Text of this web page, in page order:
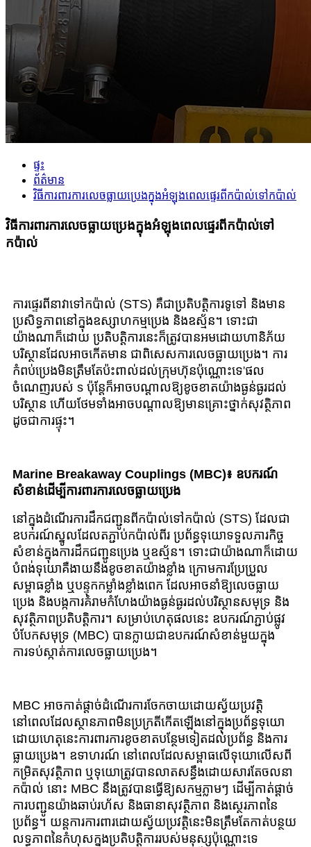
ផ្ទះ
ព័ត៌មាន
វិធីការពារការលេចធ្លាយប្រេងក្នុងអំឡុងពេលផ្ទេរពីកប៉ាល់ទៅកប៉ាល់
វិធីការពារការលេចធ្លាយប្រេងក្នុងអំឡុងពេលផ្ទេរពីកប៉ាល់ទៅ
កប៉ាល់
ការផ្ទេរពីនាវាទៅកប៉ាល់ (STS) គឺជាប្រតិបត្តិការទូទៅ និងមាន
ប្រសិទ្ធភាពនៅក្នុងឧស្សាហកម្មប្រេង និងឧស្ម័ន។ ទោះជា
យ៉ាងណាក៏ដោយ ប្រតិបត្តិការនេះក៏ត្រូវបានអមដោយហានិភ័យ
បរិស្ថានដែលអាចកើតមាន ជាពិសេសការលេចធ្លាយប្រេង។ ការ
កំពប់ប្រេងមិនត្រឹមតែប៉ះពាល់ដល់ក្រុមហ៊ុនប៉ុណ្ណោះទេ'ផល
ចំណេញរបស់ s ប៉ុន្តែក៏អាចបណ្តាលឱ្យខូចខាតយ៉ាងធ្ងន់ធ្ងរដល់
បរិស្ថាន ហើយថែមទាំងអាចបណ្តាលឱ្យមានគ្រោះថ្នាក់សុវត្ថិភាព
ដូចជាការផ្ទុះ។
Marine Breakaway Couplings (MBC)៖ ឧបករណ៍
សំខាន់ដើម្បីការពារការលេចធ្លាយប្រេង
នៅក្នុងដំណើរការដឹកជញ្ជូនពីកប៉ាល់ទៅកប៉ាល់ (STS) ដែលជា
ឧបករណ៍ស្នូលដែលតភ្ជាប់កប៉ាល់ពីរ ប្រព័ន្ធទុយោទទួលភារកិច្ច
សំខាន់ក្នុងការដឹកជញ្ជូនប្រេង ឬឧស្ម័ន។ ទោះជាយ៉ាងណាក៏ដោយ
បំពង់ទុយោគឺងាយនឹងខូចខាតយ៉ាងខ្លាំង ក្រោមការប្រែប្រួល
សម្ពាធខ្លាំង ឬបន្ទុកកម្លាំងខ្លាំងពេក ដែលអាចនាំឱ្យលេចធ្លាយ
ប្រេង និងបង្កការគំរាមកំហែងយ៉ាងធ្ងន់ធ្ងរដល់បរិស្ថានសមុទ្រ និង
សុវត្ថិភាពប្រតិបត្តិការ។ សម្រាប់ហេតុផលនេះ ឧបករណ៍ភ្ជាប់ផ្លូវ
បំបែកសមុទ្រ (MBC) បានក្លាយជាឧបករណ៍សំខាន់មួយក្នុង
ការទប់ស្កាត់ការលេចធ្លាយប្រេង។
MBC អាចកាត់ផ្តាច់ដំណើរការចែកចាយដោយស្វ័យប្រវត្តិ
នៅពេលដែលស្ថានភាពមិនប្រក្រតីកើតឡើងនៅក្នុងប្រព័ន្ធទុយោ
ដោយហេតុនេះការពារការខូចខាតបន្ថែមទៀតដល់ប្រព័ន្ធ និងការ
ធ្លាយប្រេង។ ឧទាហរណ៍ នៅពេលដែលសម្ពាធលើទុយោលើសពី
កម្រិតសុវត្ថិភាព ឬទុយោត្រូវបានលាតសន្ធឹងដោយសារតែចលនា
កប៉ាល់ នោះ MBC នឹងត្រូវបានធ្វើឱ្យសកម្មភ្លាមៗ ដើម្បីកាត់ផ្តាច់
ការបញ្ជូនយ៉ាងឆាប់រហ័ស និងធានាសុវត្ថិភាព និងស្ថេរភាពនៃ
ប្រព័ន្ធ។ យន្តការការពារដោយស្វ័យប្រវត្តិនេះមិនត្រឹមតែកាត់បន្ថយ
លទ្ធភាពនៃកំហុសក្នុងប្រតិបត្តិការរបស់មនុស្សប៉ុណ្ណោះទេ